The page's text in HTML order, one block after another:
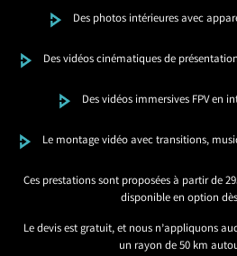
Des photos intérieures avec
Des vidéos cinématiques de
Des vidéos immersives FPV en
Le montage vidéo avec transitions,
Ces prestations sont proposées à partir de
disponible en option
Le devis est gratuit, et nous n’appliquons
un rayon de 50 km